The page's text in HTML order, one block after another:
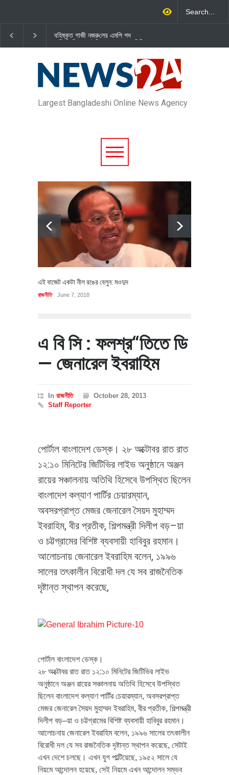
বহিষ্কৃত গাজী নজরু‌লের এম‌পি পদ
বা‌তি‌লে স্পিকার-ইসিকে জামায়া‌তের চি‌ঠি
জামায়াত এমপি গাজী নজরুল ইসলামকে
দল থেকে বহিষ্কার
Largest Bangladeshi Online News Agency
এই বাজেট একটা নীল রঙের বেলুন: মওদুদ
রাজনীতি June 7, 2018
এ বি সি : ফলশ্র“তিতে ডি
— জেনারেল ইবরাহিম
In রাজনীতি
October 28, 2013
Staff Reporter
পোর্টাল বাংলাদেশ ডেস্ক। ২৮ অক্টোবর রাত রাত
১২:১০ মিনিটের জিটিভির লাইভ অনুষ্ঠানে অঞ্জন
রায়ের সঞ্চালনায় অতিথি হিসেবে উপস্থিত ছিলেন
বাংলাদেশ কল্যাণ পার্টির চেয়ারম্যান,
অবসরপ্রাপ্ত মেজর জেনারেল সৈয়দ মুহাম্মদ
ইবরাহিম, বীর প্রতীক, শিল্পমন্ত্রী দিলীপ বড়–য়া
ও চট্টগ্রামের বিশিষ্ট ব্যবসায়ী হাবিবুর রহমান।
আলোচনায় জেনারেল ইবরাহিম বলেন, ১৯৯৬
সালের তৎকালীন বিরোধী দল যে সব রাজনৈতিক
দৃষ্টান্ত স্থাপন করেছে,
পোর্টাল বাংলাদেশ ডেস্ক।
২৮ অক্টোবর রাত রাত ১২:১০ মিনিটের জিটিভির লাইভ
অনুষ্ঠানে অঞ্জন রায়ের সঞ্চালনায় অতিথি হিসেবে উপস্থিত
ছিলেন বাংলাদেশ কল্যাণ পার্টির চেয়ারম্যান, অবসরপ্রাপ্ত
মেজর জেনারেল সৈয়দ মুহাম্মদ ইবরাহিম, বীর প্রতীক, শিল্পমন্ত্রী
দিলীপ বড়–য়া ও চট্টগ্রামের বিশিষ্ট ব্যবসায়ী হাবিবুর রহমান।
আলোচনায় জেনারেল ইবরাহিম বলেন, ১৯৯৬ সালের তৎকালীন
বিরোধী দল যে সব রাজনৈতিক দৃষ্টান্ত স্থাপন করেছে, সেটাই
এখন দেশে চলছে। এখন যুগ পাল্টিয়েছে, ১৯৫২ সালে যে
নিয়মে আন্দোলন হয়েছে, সেই নিয়মে এখন আন্দোলন সম্ভব